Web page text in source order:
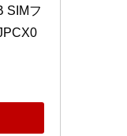
SIMフ